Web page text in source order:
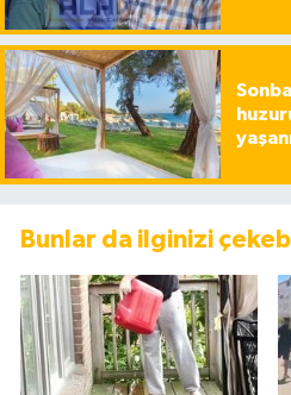
Bunlar da ilginizi